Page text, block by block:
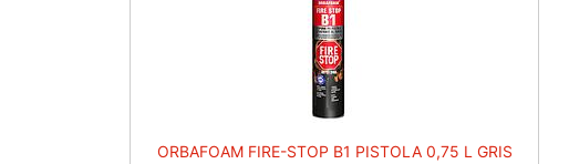
ORBAFOAM FIRE-STOP B1 PISTOLA 0,75 L GRIS